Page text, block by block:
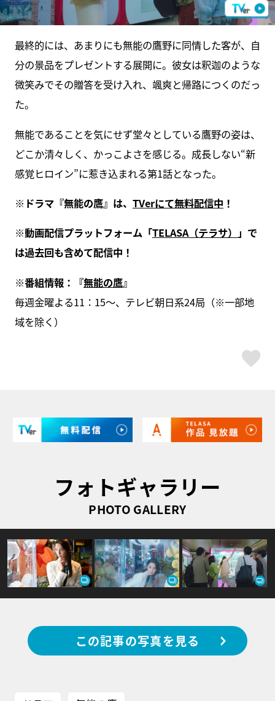
最終的には、あまりにも無能の鷹野に同情した客が、自
分の景品をプレゼントする展開に。彼女は釈迦のような
微笑みでその贈答を受け入れ、颯爽と帰路につくのだっ
た。
無能であることを気にせず堂々としている鷹野の姿は、
どこか清々しく、かっこよさを感じる。成長しない“新
感覚ヒロイン”に惹き込まれる第1話となった。
※ドラマ『無能の鷹』は、 TVerにて無料配信中 ！
※動画配信プラットフォーム「TELASA（テラサ） 」で
は過去回も含めて配信中！
※番組情報：『無能の鷹』
毎週金曜よる11：15～、テレビ朝日系24局（※一部地
域を除く）
フォトギャラリー
PHOTO GALLERY
この記事の写真を見る